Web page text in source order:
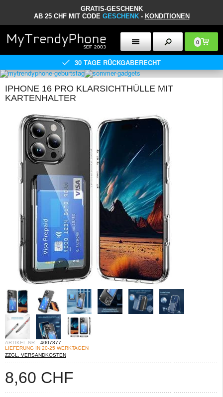
GRATIS-GESCHENK
AB 25 CHF MIT CODE GESCHENK- KONDITIONEN
0
30 TAGE RÜCKGABERECHT
IPHONE 16 PRO KLARSICHTHÜLLE MIT
KARTENHALTER
ARTIKEL-NR.: 4007877
LIEFERUNG IN 20-25 WERKTAGEN
ZZGL. VERSANDKOSTEN
8,60 CHF